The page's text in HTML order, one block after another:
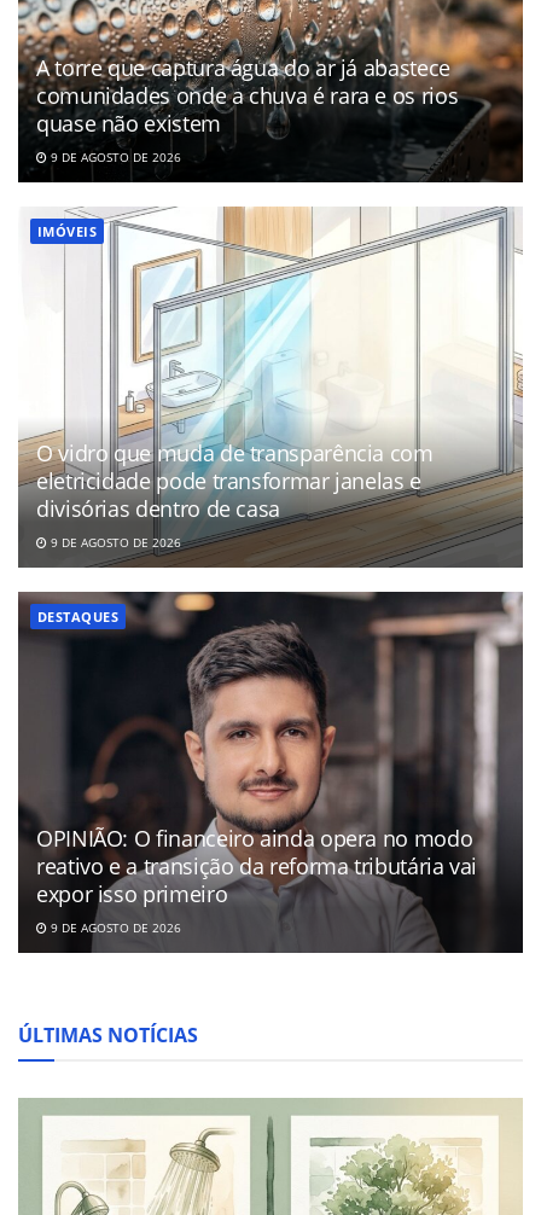
A torre que captura água do ar já abastece
comunidades onde a chuva é rara e os rios
quase não existem
9 DE AGOSTO DE 2026
IMÓVEIS
O vidro que muda de transparência com
eletricidade pode transformar janelas e
divisórias dentro de casa
9 DE AGOSTO DE 2026
DESTAQUES
OPINIÃO: O financeiro ainda opera no modo
reativo e a transição da reforma tributária vai
expor isso primeiro
9 DE AGOSTO DE 2026
ÚLTIMAS NOTÍCIAS